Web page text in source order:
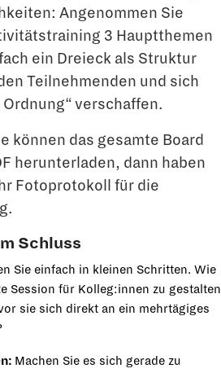
Angenommen Sie
3 Hauptthemen
ein Dreieck als Struktur
Teilnehmenden und sich
verschaffen.
können das gesamte Board
herunterladen, dann haben
Fotoprotokoll für die
Schluss
Sie einfach in kleinen Schritten. Wie
Session für Kolleg:innen zu gestalten
sie sich direkt an ein mehrtägiges
Machen Sie es sich gerade zu